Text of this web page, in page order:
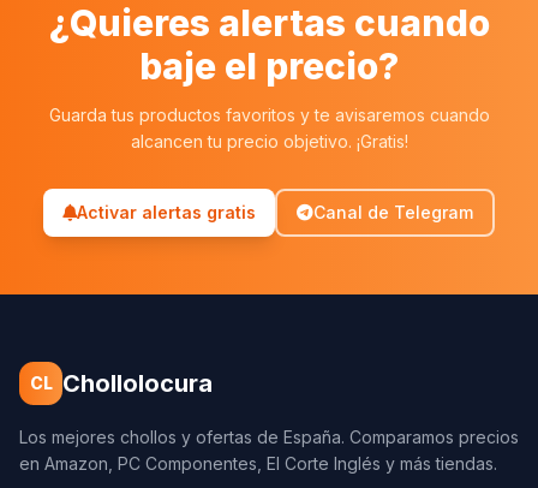
¿Quieres alertas cuando
baje el precio?
Guarda tus productos favoritos y te avisaremos cuando
alcancen tu precio objetivo. ¡Gratis!
Activar alertas gratis Canal de Telegram
CL Chollolocura
Los mejores chollos y ofertas de España. Comparamos precios
en Amazon, PC Componentes, El Corte Inglés y más tiendas.